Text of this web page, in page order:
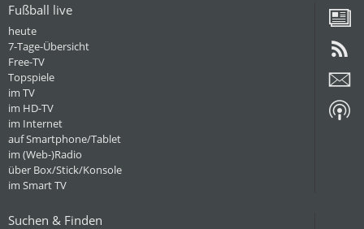
Fußball live
heute
7-Tage-Übersicht
Free-TV
Topspiele
im TV
im HD-TV
im Internet
auf Smartphone/Tablet
im (Web-)Radio
über Box/Stick/Konsole
im Smart TV
Suchen & Finden